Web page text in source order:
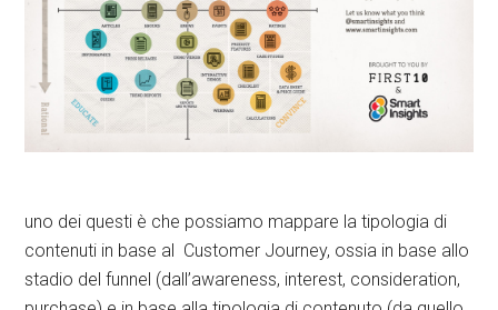
uno dei questi è che possiamo mappare la tipologia di
contenuti in base al Customer Journey, ossia in base allo
stadio del funnel (dall’awareness, interest, consideration,